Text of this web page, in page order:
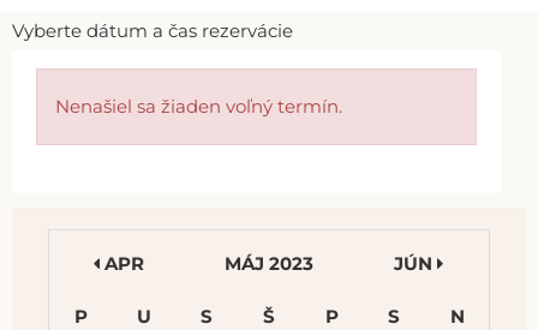
Vyberte dátum a čas rezervácie
Nenašiel sa žiaden voľný termín.
APR MÁJ 2023 JÚN
P U S Š P S N